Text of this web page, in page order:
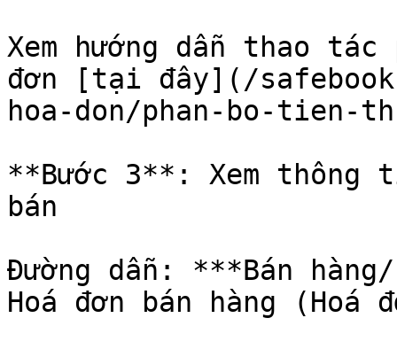
Xem hướng dẫn thao
đơn [tại đây](/
hoa-don/phan-bo-tien-
**Bước 3**: Xem thông
bán
Đường dẫn: ***Bán
Hoá đơn bán hàng